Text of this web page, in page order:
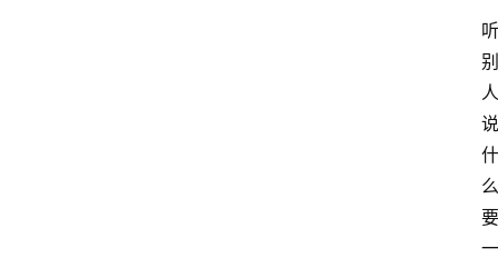
听
别
人
说
什
么
要
一